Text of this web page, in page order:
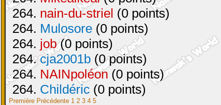
264. nain-du-striel (0 points)
264. Mulosore (0 points)
264. job(0 points)
264.cja2001b (0 points)
264. NAINpoléon (0 points)
264. Childéric (0 points)
Première Précédente 1 2 3 4 5